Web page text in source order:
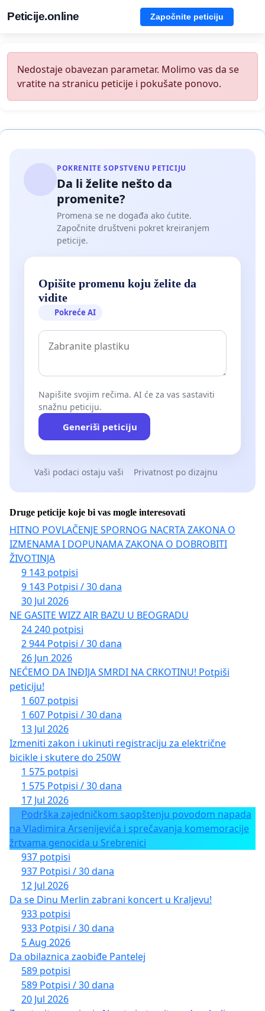
Peticije.online Započnite peticiju
Nedostaje obavezan parametar. Molimo vas da se
vratite na stranicu peticije i pokušate ponovo.
POKRENITE SOPSTVENU PETICIJU
Da li želite nešto da
promenite?
Promena se ne događa ako ćutite.
Započnite društveni pokret kreiranjem
peticije.
Opišite promenu koju želite da
vidite
Pokreće AI
Napišite svojim rečima. AI će za vas sastaviti
snažnu peticiju.
Generiši peticiju
Vaši podaci ostaju vaši Privatnost po dizajnu
Druge peticije koje bi vas mogle interesovati
HITNO POVLAČENJE SPORNOG NACRTA ZAKONA O
IZMENAMA I DOPUNAMA ZAKONA O DOBROBITI
ŽIVOTINJA
9 143 potpisi
9 143 Potpisi / 30 dana
30 Jul 2026
NE GASITE WIZZ AIR BAZU U BEOGRADU
24 240 potpisi
2 944 Potpisi / 30 dana
26 Jun 2026
NEĆEMO DA INĐIJA SMRDI NA CRKOTINU! Potpiši
peticiju!
1 607 potpisi
1 607 Potpisi / 30 dana
13 Jul 2026
Izmeniti zakon i ukinuti registraciju za električne
bicikle i skutere do 250W
1 575 potpisi
1 575 Potpisi / 30 dana
17 Jul 2026
Podrška zajedničkom saopštenju povodom napada
na Vladimira Arsenijevića i sprečavanja komemoracije
žrtvama genocida u Srebrenici
937 potpisi
937 Potpisi / 30 dana
12 Jul 2026
Da se Dinu Merlin zabrani koncert u Kraljevu!
933 potpisi
933 Potpisi / 30 dana
5 Aug 2026
Da obilaznica zaobiđe Pantelej
589 potpisi
589 Potpisi / 30 dana
20 Jul 2026